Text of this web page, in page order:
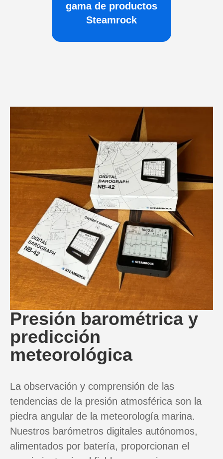
gama de productos
Steamrock
Presión barométrica y
predicción
meteorológica
La observación y comprensión de las
tendencias de la presión atmosférica son la
piedra angular de la meteorología marina.
Nuestros barómetros digitales autónomos,
alimentados por batería, proporcionan el